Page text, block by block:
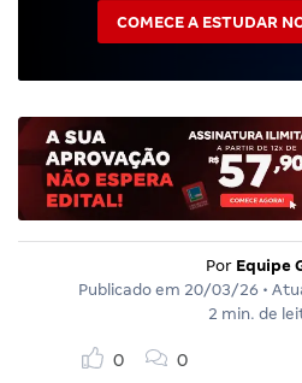
COMECE A ESTUDAR
Por Equipe
Publicado em 20/03/26 •
2 min. de
0 0